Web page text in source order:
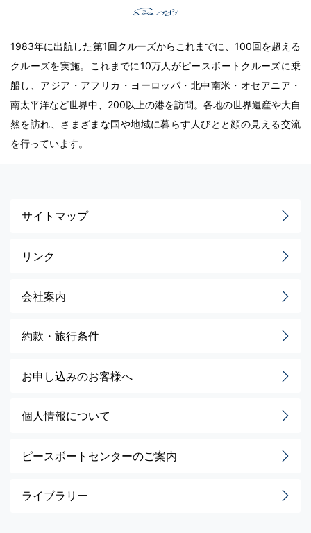
1983年に出航した第1回クルーズからこれまでに、100回を超える
クルーズを実施。これまでに10万人がピースボートクルーズに乗
船し、アジア・アフリカ・ヨーロッパ・北中南米・オセアニア・
南太平洋など世界中、200以上の港を訪問。各地の世界遺産や大自
然を訪れ、さまざまな国や地域に暮らす人びとと顔の見える交流
を行っています。
サイトマップ
リンク
会社案内
約款・旅行条件
お申し込みのお客様へ
個人情報について
ピースボートセンターのご案内
ライブラリー